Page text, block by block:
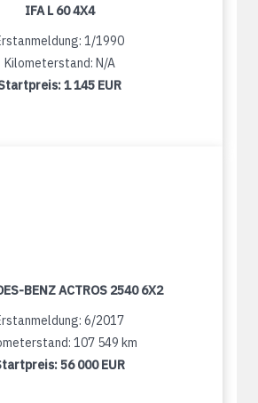
IFA L 60 4X4
1/1990
Kilometerstand: N/A
1 145 EUR
BENZ ACTROS 2540 6X2
6/2017
107 549 km
56 000 EUR